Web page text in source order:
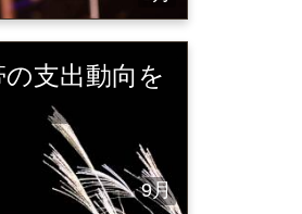
支出動向を
9月